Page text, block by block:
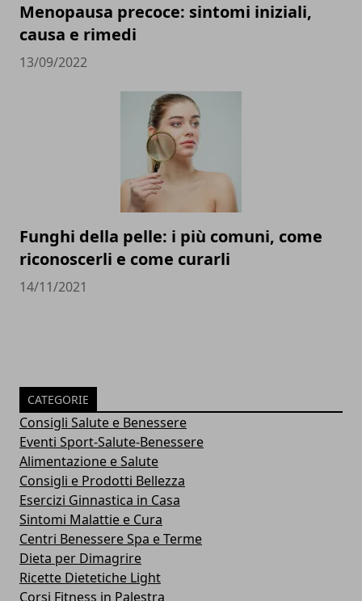
Menopausa precoce: sintomi iniziali,
causa e rimedi
13/09/2022
Funghi della pelle: i più comuni, come
riconoscerli e come curarli
14/11/2021
CATEGORIE
Consigli Salute e Benessere
Eventi Sport-Salute-Benessere
Alimentazione e Salute
Consigli e Prodotti Bellezza
Esercizi Ginnastica in Casa
Sintomi Malattie e Cura
Centri Benessere Spa e Terme
Dieta per Dimagrire
Ricette Dietetiche Light
Corsi Fitness in Palestra